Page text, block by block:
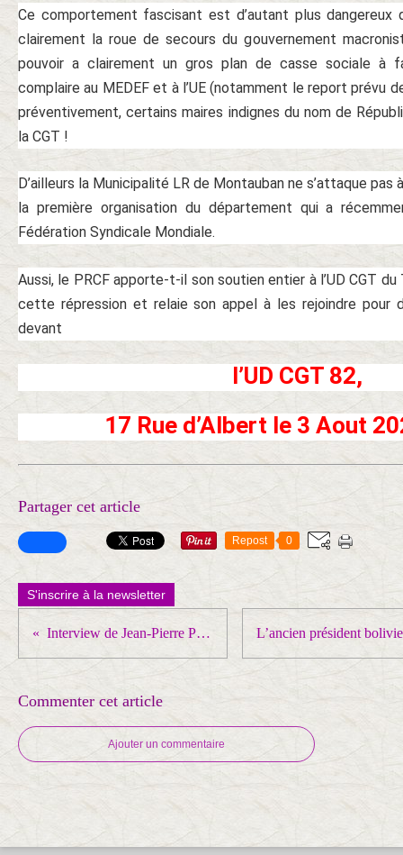
Ce comportement fascisant est d’autant plus dangereux
clairement la roue de secours du gouvernement
pouvoir a clairement un gros plan de casse sociale à
complaire au MEDEF et à l’UE (notamment le report prévu
préventivement, certains maires indignes du nom de
la CGT !
D’ailleurs la Municipalité LR de Montauban ne s’attaque pas
la première organisation du département qui a
Fédération Syndicale Mondiale.
Aussi, le PRCF apporte-t-il son soutien entier à l’UD CGT
cette répression et relaie son appel à les rejoindre pour
devant
l’UD CGT 82,
17 Rue d’Albert le 3 Aout
Partager cet article
Repost 0
S'inscrire à la newsletter
Interview de Jean-Pierre Page par le Quotidien du peuple
Commenter cet article
Ajouter un commentaire